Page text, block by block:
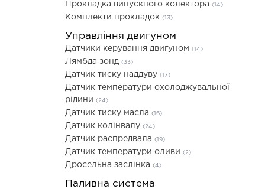
Прокладка випускного колектора (14)
Комплекти прокладок (13)
Управління двигуном
Датчики керування двигуном (14)
Лямбда зонд (33)
Датчик тиску наддуву (17)
Датчик температури охолоджувальної
рідини (24)
Датчик тиску масла (16)
Датчик колінвалу (24)
Датчик распредвала (19)
Датчик температури оливи (2)
Дросельна заслінка (4)
Паливна система